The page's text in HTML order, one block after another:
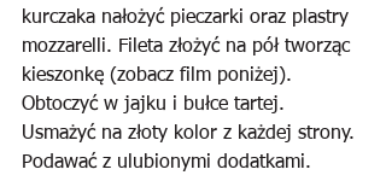
kurczaka nałożyć pieczarki oraz plastry
mozzarelli. Fileta złożyć na pół tworząc
kieszonkę (zobacz film poniżej).
Obtoczyć w jajku i bułce tartej.
Usmażyć na złoty kolor z każdej strony.
Podawać z ulubionymi dodatkami.